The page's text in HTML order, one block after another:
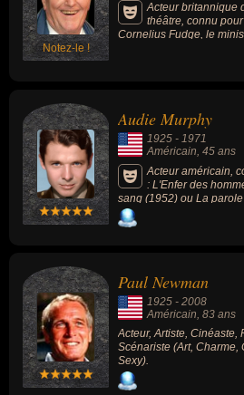
Notez-le !
Acteur britannique
théâtre, connu
Cornelius Fudge, le
dans la saga « Harry
films) et sa carrière
Audie Murphy
1925 - 1971
Américain , 45 ans
Acteur américain,
: L'Enfer des
sang (1952) ou La
Ancien militaire, il reçut
décorations militaires
Paul Newman
1925 - 2008
Américain, 83 ans
Acteur, Artiste, Cinéaste,
Scénariste (Art, Charme,
Sexy).